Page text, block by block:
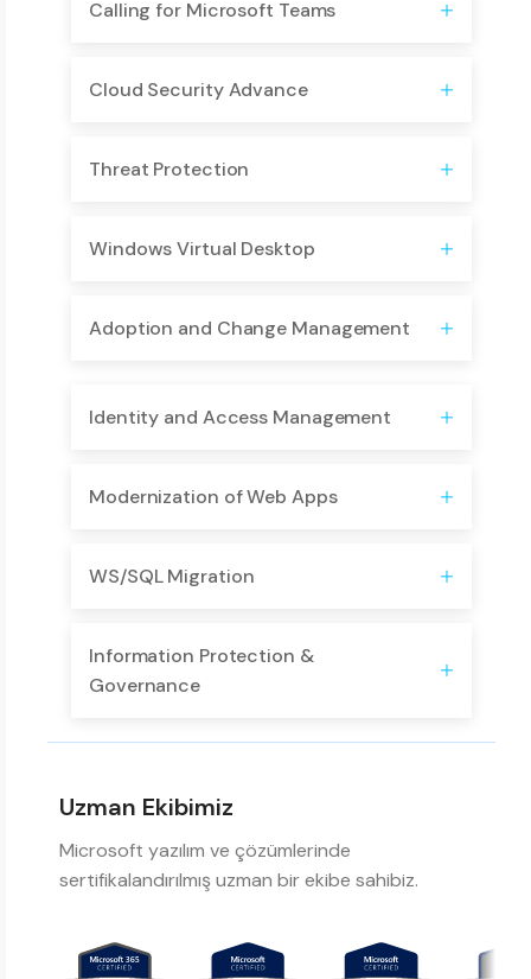
Calling for Microsoft Teams
Cloud Security Advance
Threat Protection
​Windows Virtual Desktop
Adoption and Change Management
Identity and Access Management
Modernization of Web Apps
WS/SQL Migration
Information Protection &
Governance
Uzman Ekibimiz
Microsoft yazılım ve çözümlerinde
sertifikalandırılmış uzman bir ekibe sahibiz.